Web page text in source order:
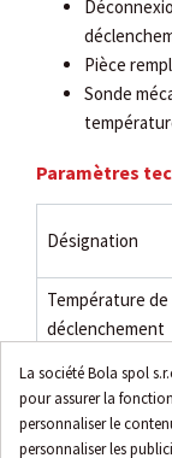
La société Bola spol
pour assurer la
personnaliser le
personnaliser les
Pièce
Sonde
Paramètres
Désignation
Température de
déclenchement
Emplacement du
capteur
Longueur de la